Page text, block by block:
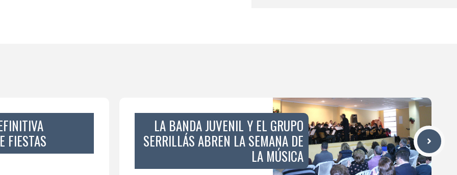
FIESTAS
LA BANDA JUVENIL Y EL GRUPO
SERRILLÁS ABREN LA SEMANA DE
LA MÚSICA